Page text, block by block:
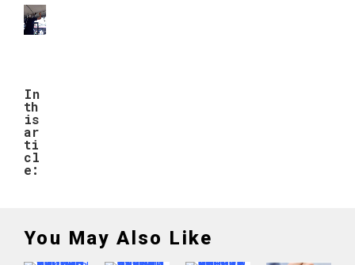
In
th
is
ar
ti
cl
e:
You May Also Like